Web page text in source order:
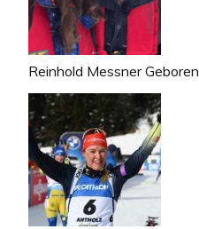
Reinhold Messner Geboren